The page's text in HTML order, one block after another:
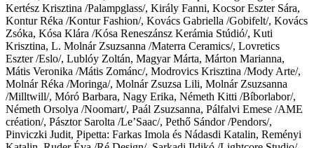
Kertész Krisztina /Palampglass/, Király Fanni, Kocsor Eszter Sára,
Kontur Réka /Kontur Fashion/, Kovács Gabriella /Gobifelt/, Kovács
Zsóka, Kósa Klára /Kósa Reneszánsz Kerámia Stúdió/, Kuti
Krisztina, L. Molnár Zsuzsanna /Materra Ceramics/, Lovretics
Eszter /Eslo/, Lublóy Zoltán, Magyar Márta, Márton Marianna,
Mátis Veronika /Mátis Zománc/, Modrovics Krisztina /Mody Arte/,
Molnár Réka /Moringa/, Molnár Zsuzsa Lili, Molnár Zsuzsanna
/Milltwill/, Móró Barbara, Nagy Erika, Németh Kitti /Bíborlabor/,
Németh Orsolya /Noomart/, Paál Zsuzsanna, Pálfalvi Emese /AME
création/, Pásztor Sarolta /Le’Saac/, Pethő Sándor /Pendors/,
Pinviczki Judit, Pipetta: Farkas Imola és Nádasdi Katalin, Reményi